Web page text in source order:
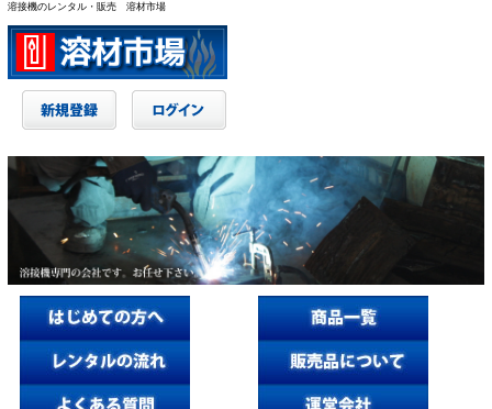
溶接機のレンタル・販売 溶材市場